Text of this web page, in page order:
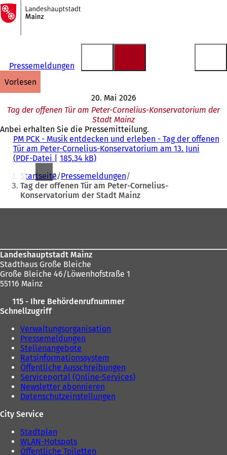
Inhalt anspringen
Zur
Startseite
Pressemeldungen
vorlesen
20. Mai 2026
Tag der offenen Tür am Peter-Cornelius-Konservatorium der
Stadt Mainz
Anbei erhalten Sie die Pressemitteilung.
PM PCK - Musik entdecken und erleben - Tag der offenen
Tür am Peter-Cornelius-Konservatorium am 13. Juni
PDF-Datei 185,34 kB
Sie
befinden
sich
hier:
Startseite Pressemeldungen
Tag der offenen Tür am Peter-Cornelius-
Konservatorium der Stadt Mainz
Landeshauptstadt Mainz
Stadthaus Große Bleiche
Große Bleiche 46/Löwenhofstraße 1
55116 Mainz
115 - Ihre Behördenrufnummer
Schnellzugriff
Verwaltungsorganisation
Pressemeldungen
Stellenangebote
Ratsinformationssystem
Öffentliche Ausschreibungen
Serviceportal (Online-Services)
Newsletter abonnieren
Datenschutzeinstellungen
City Service
Stadtplan
WLAN-Hotspots
Öffentliche Toiletten